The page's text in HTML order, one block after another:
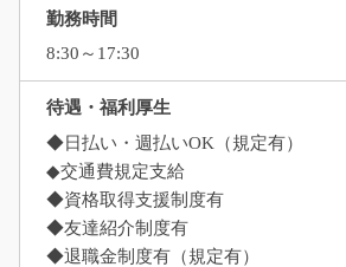
勤務時間
8:30～17:30
待遇・福利厚生
◆日払い・週払いOK（規定有）
◆交通費規定支給
◆資格取得支援制度有
◆友達紹介制度有
◆退職金制度有（規定有）